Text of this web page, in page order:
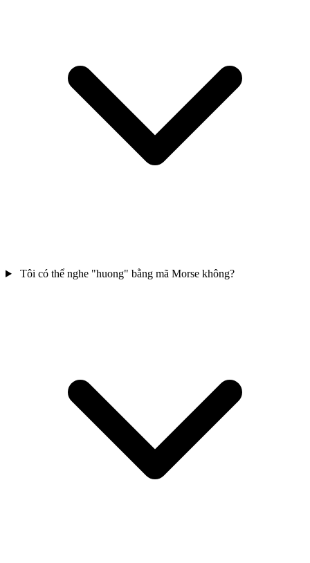
Tôi có thể nghe "huong" bằng mã Morse không?